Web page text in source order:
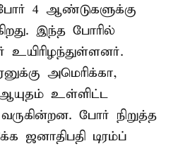
4 ஆண்டுகளுக்கு
இந்த போரில்
அமெரிக்கா,
உள்ளிட்ட
போர் நிறுத்த
ஜனாதிபதி டிரம்ப்